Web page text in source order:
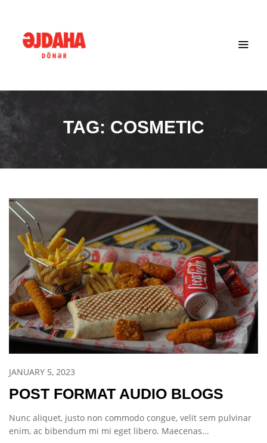
TAG: COSMETIC
JANUARY 5, 2023
POST FORMAT AUDIO BLOGS
Nunc aliquet, justo non commodo congue, velit sem pulvinar
enim, ac bibendum mi mi eget libero. Maecenas...